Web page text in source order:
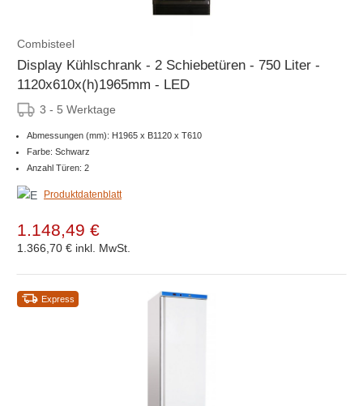
Combisteel
Display Kühlschrank - 2 Schiebetüren - 750 Liter -
1120x610x(h)1965mm - LED
3 - 5 Werktage
Abmessungen (mm): H1965 x B1120 x T610
Farbe: Schwarz
Anzahl Türen: 2
Produktdatenblatt
1.148,49 €
1.366,70 € inkl. MwSt.
Express